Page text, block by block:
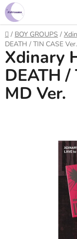
Prejsť
na
obsah
Domov
/ BOY GROUPS /
DEATH / TIN CASE
Xdinary
DEATH /
MD Ver.